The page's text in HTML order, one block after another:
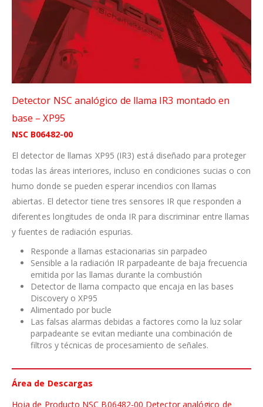
Detector NSC analógico de llama IR3 montado en
base – XP95
NSC B06482-00
El detector de llamas XP95 (IR3) está diseñado para proteger
todas las áreas interiores, incluso en condiciones sucias o con
humo donde se pueden esperar incendios con llamas
abiertas. El detector tiene tres sensores IR que responden a
diferentes longitudes de onda IR para discriminar entre llamas
y fuentes de radiación espurias.
Responde a llamas estacionarias sin parpadeo
Sensible a la radiación IR parpadeante de baja frecuencia
emitida por las llamas durante la combustión
Detector de llama compacto que encaja en las bases
Discovery o XP95
Alimentado por bucle
Las falsas alarmas debidas a factores como la luz solar
parpadeante se evitan mediante una combinación de
filtros y técnicas de procesamiento de señales.
Área de Descargas
Hoja de Producto NSC B06482-00 Detector analógico de